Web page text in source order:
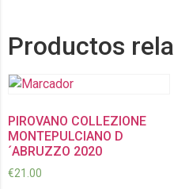
Productos
PIROVANO COLLEZIONE
MONTEPULCIANO D
´ABRUZZO 2020
€21.00